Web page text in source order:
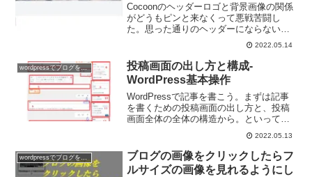
Cocoonのヘッダーロゴと背景画像の関係
がどうもピンと来なくって悪戦苦闘し
た。思った通りのヘッダーにならない。
で、ようやくある程度納得がいったので
経過をメモしておこうと思う。
2022.05.14
wordpressでブログを作ろう
投稿画面の出し方と構成-
WordPress基本操作
WordPressで記事を書こう。まずは記事
を書くための投稿画面の出し方と、投稿
画面全体の全体の構造から。といって
も、いまだにKはビジュアルエディタとテ
キストエディタで記事を書いている。な
ので画面構成もブロックエディタでない
のであしからず。
2022.05.13
wordpressでブログを作ろう
ブログの画像をクリックしたらフ
ルサイズの画像を見れるようにし